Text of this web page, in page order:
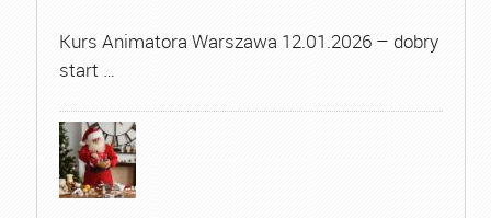
Kurs Animatora Warszawa 12.01.2026 – dobry
start …